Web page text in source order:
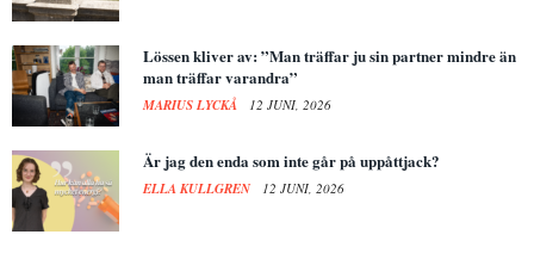
Lössen kliver av: ”Man träffar ju sin partner mindre än
man träffar varandra”
MARIUS LYCKÅ 12 JUNI, 2026
Är jag den enda som inte går på uppåttjack?
ELLA KULLGREN 12 JUNI, 2026